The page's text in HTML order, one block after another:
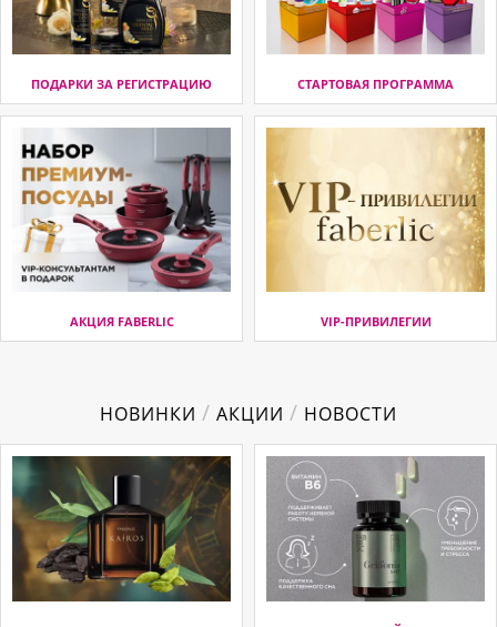
ПОДАРКИ ЗА РЕГИСТРАЦИЮ СТАРТОВАЯ ПРОГРАММА
АКЦИЯ FABERLIC VIP-ПРИВИЛЕГИИ
НОВИНКИ / АКЦИИ / НОВОСТИ